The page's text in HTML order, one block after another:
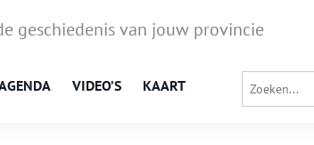
geschiedenis van jouw provincie
VIDEO’S KAART